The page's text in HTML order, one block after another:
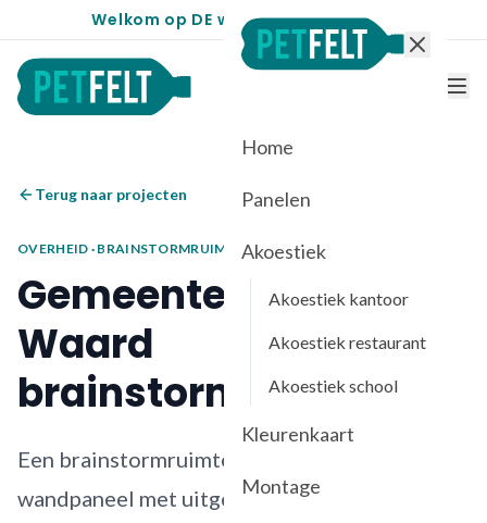
Welkom op DE website voor PETfelt
Home
Panelen
Akoestiek
Akoestiek kantoor
Akoestiek restaurant
Akoestiek school
Kleurenkaart
Montage
Terug naar projecten
OVERHEID · BRAINSTORMRUIMTE
Gemeente Hoeksche
Waard
brainstormruimte
Een brainstormruimte kreeg een akoestisch
wandpaneel met uitgesneden patroon en